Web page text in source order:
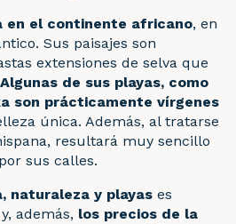
en el continente africano, en
Sus paisajes son
extensiones de selva que
Algunas de sus playas, como
son prácticamente vírgenes
única. Además, al tratarse
resultará muy sencillo
sus calles.
naturaleza y playas es
además, los precios de la